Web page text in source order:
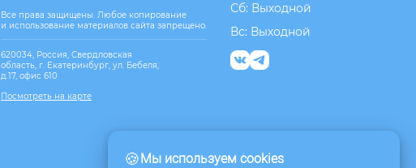
Все права защищены. Любое копирование
и использование материалов сайта запрещено.
620034, Россия, Свердловская
область, г. Екатеринбург, ул. Бебеля,
д.17, офис 610
Посмотреть на карте
🍪Мы используем cookies
Сб: Выходной
Вс: Выходной